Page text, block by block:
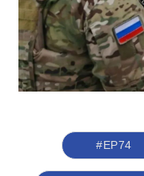
#ЕР74